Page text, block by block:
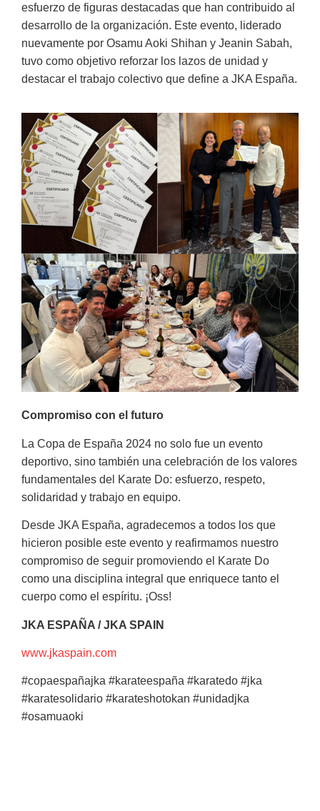
esfuerzo de figuras destacadas que han contribuido al
desarrollo de la organización. Este evento, liderado
nuevamente por Osamu Aoki Shihan y Jeanin Sabah,
tuvo como objetivo reforzar los lazos de unidad y
destacar el trabajo colectivo que define a JKA España.
Compromiso con el futuro
La Copa de España 2024 no solo fue un evento
deportivo, sino también una celebración de los valores
fundamentales del Karate Do: esfuerzo, respeto,
solidaridad y trabajo en equipo.
Desde JKA España, agradecemos a todos los que
hicieron posible este evento y reafirmamos nuestro
compromiso de seguir promoviendo el Karate Do
como una disciplina integral que enriquece tanto el
cuerpo como el espíritu. ¡Oss!
JKA ESPAÑA / JKA SPAIN
www.jkaspain.com
#copaespañajka #karateespaña #karatedo #jka
#karatesolidario #karateshotokan #unidadjka
#osamuaoki